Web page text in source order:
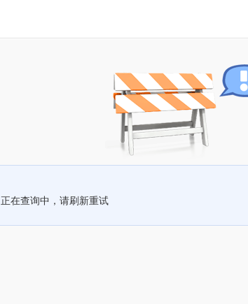
正在查询中，请刷新重试